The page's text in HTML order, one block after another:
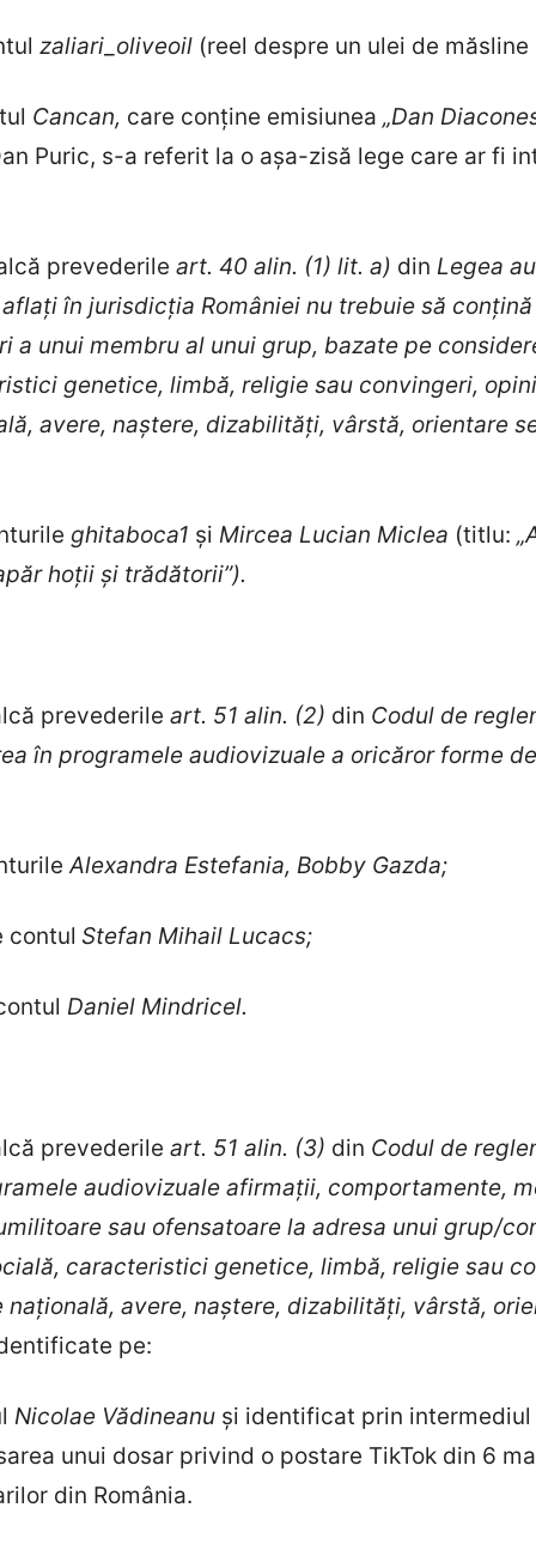
zaliari_oliveoil (reel despre un ulei de
Cancan, care conține emisiunea „Dan
Puric, s-a referit la o așa-zisă lege care ar fi
prevederile art. 40 alin. (1) lit. a) din Legea
în jurisdicţia României nu trebuie să
a unui membru al unui grup, bazate pe
genetice, limbă, religie sau convingeri,
avere, naştere, dizabilităţi, vârstă, orientare
ghitaboca1 și Mircea Lucian Miclea (titlu:
hoții și trădătorii”).
prevederile art. 51 alin. (2) din Codul de
în programele audiovizuale a oricăror forme
Alexandra Estefania, Bobby Gazda;
contul Stefan Mihail Lucacs;
Daniel Mindricel.
prevederile art. 51 alin. (3) din Codul de
audiovizuale afirmații, comportamente,
sau ofensatoare la adresa unui grup/
caracteristici genetice, limbă, religie sau
avere, naștere, dizabilități, vârstă,
pe:
Nicolae Vădineanu și identificat prin
unui dosar privind o postare TikTok din 6
din România.